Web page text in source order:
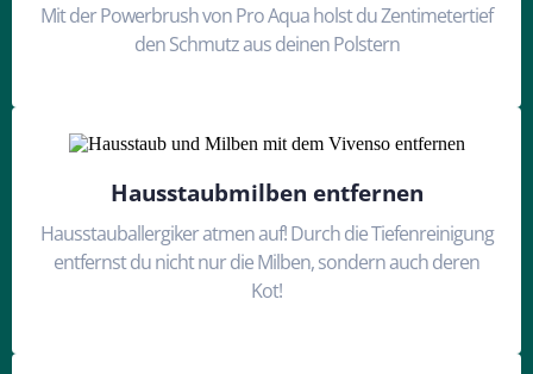
Mit der Powerbrush von Pro Aqua holst du Zentimetertief
den Schmutz aus deinen Polstern
Hausstaubmilben entfernen
Hausstauballergiker atmen auf! Durch die Tiefenreinigung
entfernst du nicht nur die Milben, sondern auch deren
Kot!